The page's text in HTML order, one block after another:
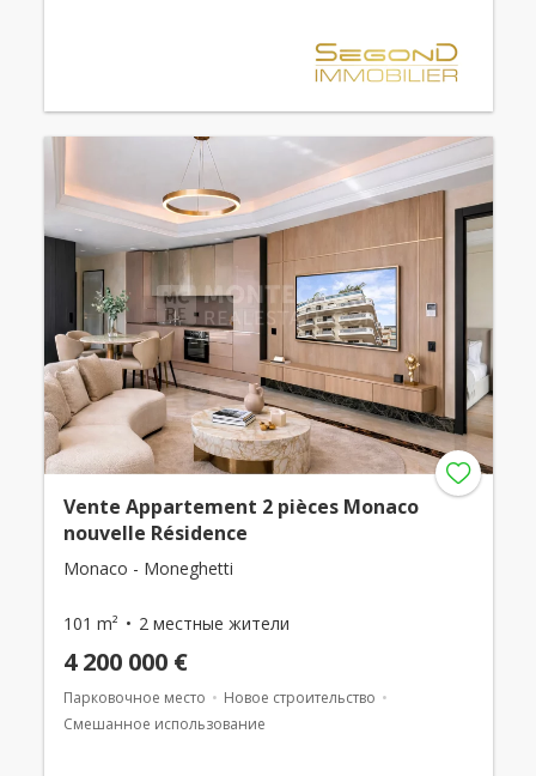
Vente Appartement 2 pièces Monaco
nouvelle Résidence
Monaco - Moneghetti
101 m² 2 местные жители
4 200 000 €
Парковочное место
Новое строительство
Смешанное использование